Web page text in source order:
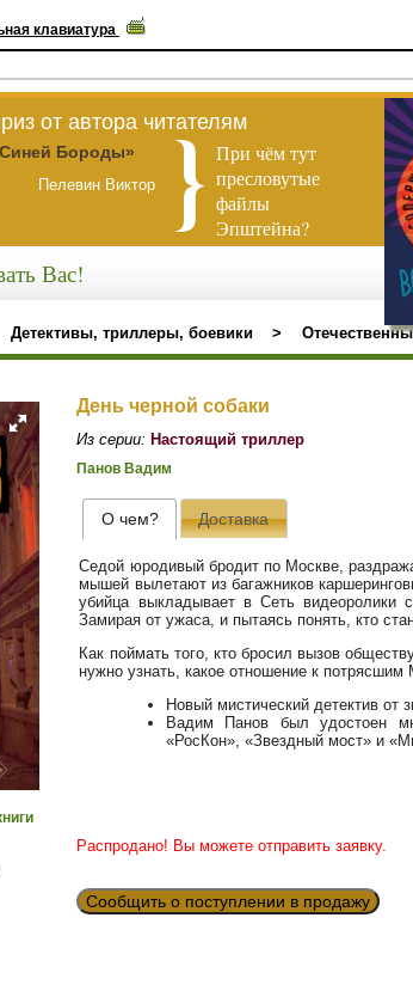
клавиатура
от автора читателям
Бороды»
Пелевин Виктор
При чём тут
пресловутые
файлы
Эпштейна?
Вас!
Детективы, триллеры, боевики >
День черной собаки
Из серии: Настоящий триллер
Панов Вадим
О чем? Доставка
Седой юродивый бродит по Москве,
мышей вылетают из багажников
убийца выкладывает в Сеть видеоролики
Замирая от ужаса, и пытаясь понять, кто
Как поймать того, кто бросил вызов
нужно узнать, какое отношение к
Новый мистический детектив от
Вадим Панов был удостоен
«РосКон», «Звездный мост» и
Распродано! Вы можете отправить заявку.
Сообщить о поступлении в продажу